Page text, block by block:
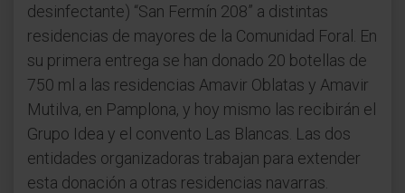
desinfectante) “San Fermín 208” a distintas
residencias de mayores de la Comunidad Foral. En
su primera entrega se han donado 20 botellas de
750 ml a las residencias Amavir Oblatas y Amavir
Mutilva, en Pamplona, y hoy mismo las recibirán el
Grupo Idea y el convento Las Blancas. Las dos
entidades organizadoras trabajan para extender
esta donación a otras residencias navarras.